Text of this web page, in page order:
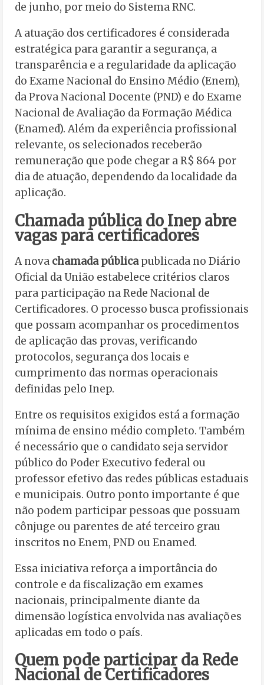
de junho, por meio do Sistema RNC.
A atuação dos certificadores é considerada
estratégica para garantir a segurança, a
transparência e a regularidade da aplicação
do Exame Nacional do Ensino Médio (Enem),
da Prova Nacional Docente (PND) e do Exame
Nacional de Avaliação da Formação Médica
(Enamed). Além da experiência profissional
relevante, os selecionados receberão
remuneração que pode chegar a R$ 864 por
dia de atuação, dependendo da localidade da
aplicação.
Chamada pública do Inep abre
vagas para certificadores
A nova chamada públicapublicada no Diário
Oficial da União estabelece critérios claros
para participação na Rede Nacional de
Certificadores. O processo busca profissionais
que possam acompanhar os procedimentos
de aplicação das provas, verificando
protocolos, segurança dos locais e
cumprimento das normas operacionais
definidas pelo Inep.
Entre os requisitos exigidos está a formação
mínima de ensino médio completo. Também
é necessário que o candidato seja servidor
público do Poder Executivo federal ou
professor efetivo das redes públicas estaduais
e municipais. Outro ponto importante é que
não podem participar pessoas que possuam
cônjuge ou parentes de até terceiro grau
inscritos no Enem, PND ou Enamed.
Essa iniciativa reforça a importância do
controle e da fiscalização em exames
nacionais, principalmente diante da
dimensão logística envolvida nas avaliações
aplicadas em todo o país.
Quem pode participar da Rede
Nacional de Certificadores